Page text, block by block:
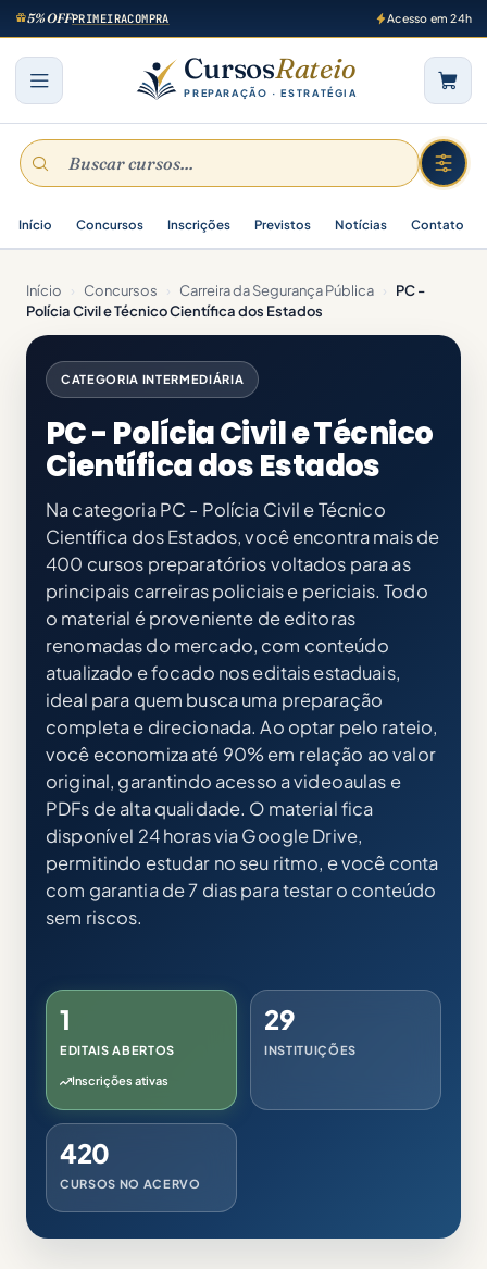
5% OFFPRIMEIRACOMPRA Acesso em 24h
CursosRateio
PREPARAÇÃO · ESTRATÉGIA
Início Concursos Inscrições Previstos Notícias Contato
Início › Concursos › Carreira da Segurança Pública ›
PC -
Polícia Civil e Técnico Científica dos Estados
CATEGORIA INTERMEDIÁRIA
PC - Polícia Civil e Técnico
Científica dos Estados
Na categoria PC - Polícia Civil e Técnico
Científica dos Estados, você encontra mais de
400 cursos preparatórios voltados para as
principais carreiras policiais e periciais. Todo
o material é proveniente de editoras
renomadas do mercado, com conteúdo
atualizado e focado nos editais estaduais,
ideal para quem busca uma preparação
completa e direcionada. Ao optar pelo rateio,
você economiza até 90% em relação ao valor
original, garantindo acesso a videoaulas e
PDFs de alta qualidade. O material fica
disponível 24 horas via Google Drive,
permitindo estudar no seu ritmo, e você conta
com garantia de 7 dias para testar o conteúdo
sem riscos.
1
EDITAIS ABERTOS
Inscrições ativas
29
INSTITUIÇÕES
420
CURSOS NO ACERVO